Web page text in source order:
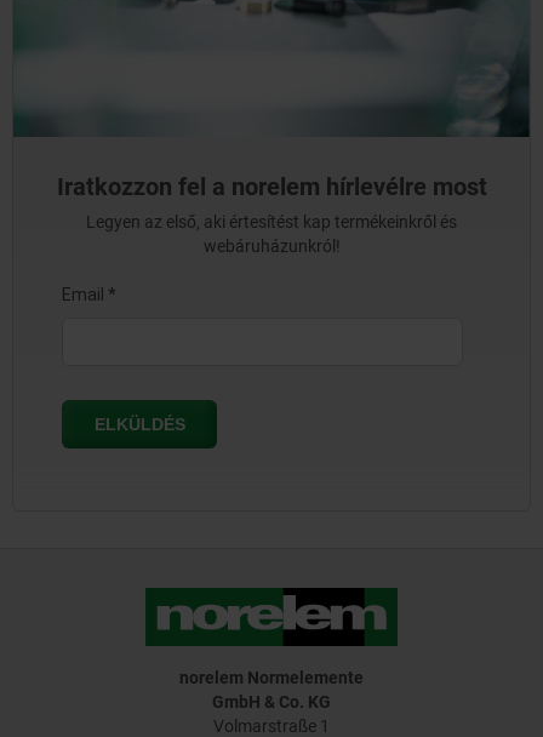
Iratkozzon fel a norelem hírlevélre most
Legyen az első, aki értesítést kap termékeinkről és
webáruházunkról!
norelem Normelemente
GmbH & Co. KG
Volmarstraße 1